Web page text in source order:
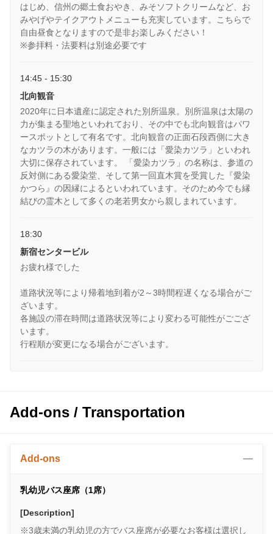
はじめ、信州の郷土食おやき、みそソフトクリームなど、お
みやげやテイクアウトメニューも充実しています。こちらで
自由昼食となりますので是非お楽しみください！
※参拝料・法要料は別途必要です
14:45 - 15:30
北向観音
2020年に日本遺産に認定された別所温泉。別所温泉は太陽の
力が集まる聖地といわれており、その中でも北向観音はパワ
ースポットとして有名です。北向観音の正面石段西側に大き
なカツラの木があります。一般には「愛染カツラ」といわれ
大切に保存されています。 「愛染カツラ」の名称は、参道の
反対側にある愛染堂、そして第一回直木賞を受賞した『愛染
かつら』の因縁によるといわれています。そのため今でも縁
結びの霊木として多くの老若男女から親しまれています。
18:30
新宿センタービル
お疲れ様でした
道路状況等により帰着地到着が2～3時間程遅くなる場合がご
ざいます。
各施設の滞在時間は道路状況等により変わる可能性がごござ
います。
行程順が変更になる場合がございます。
Add-ons / Transportation
Add-ons
乳幼児バス座席（1席）
[Description]
※3歳未満の乳幼児の方でバス座席が必要なお客様は選択し